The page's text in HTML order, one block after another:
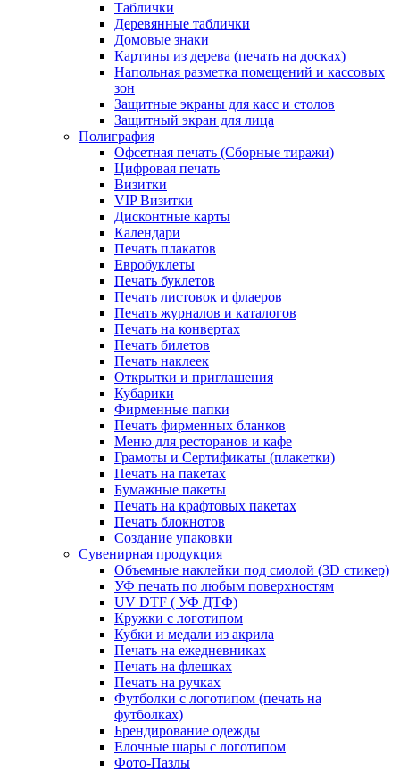
Таблички
Деревянные таблички
Домовые знаки
Картины из дерева (печать на досках)
Напольная разметка помещений и кассовых
зон
Защитные экраны для касс и столов
Защитный экран для лица
Полиграфия
Офсетная печать (Сборные тиражи)
Цифровая печать
Визитки
VIP Визитки
Дисконтные карты
Календари
Печать плакатов
Евробуклеты
Печать буклетов
Печать листовок и флаеров
Печать журналов и каталогов
Печать на конвертах
Печать билетов
Печать наклеек
Открытки и приглашения
Кубарики
Фирменные папки
Печать фирменных бланков
Меню для ресторанов и кафе
Грамоты и Сертификаты (плакетки)
Печать на пакетах
Бумажные пакеты
Печать на крафтовых пакетах
Печать блокнотов
Создание упаковки
Сувенирная продукция
Объемные наклейки под смолой (3D стикер)
УФ печать по любым поверхностям
UV DTF ( УФ ДТФ)
Кружки с логотипом
Кубки и медали из акрила
Печать на ежедневниках
Печать на флешках
Печать на ручках
Футболки с логотипом (печать на
футболках)
Брендирование одежды
Елочные шары с логотипом
Фото-Пазлы